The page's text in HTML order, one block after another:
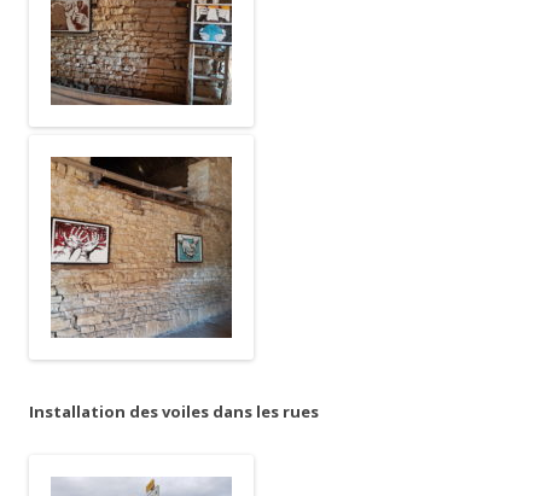
Installation des voiles dans les rues